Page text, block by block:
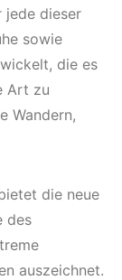
jede dieser
sowie
die es
Art zu
Wandern,
die neue
des
auszeichnet.